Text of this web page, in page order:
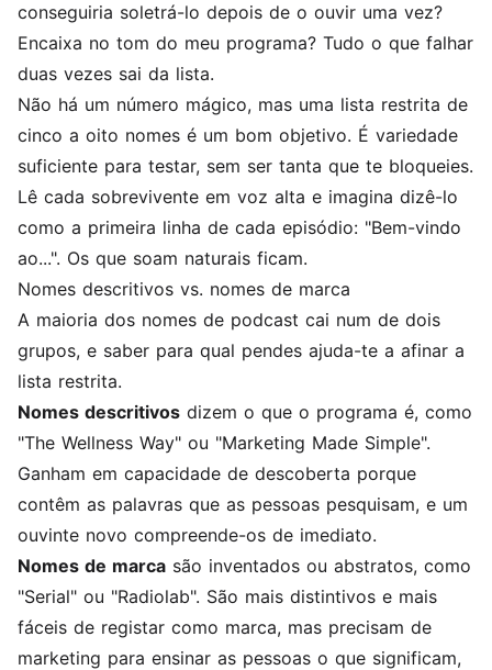
conseguiria soletrá-lo depois de o ouvir uma vez?
Encaixa no tom do meu programa? Tudo o que falhar
duas vezes sai da lista.
Não há um número mágico, mas uma lista restrita de
cinco a oito nomes é um bom objetivo. É variedade
suficiente para testar, sem ser tanta que te bloqueies.
Lê cada sobrevivente em voz alta e imagina dizê-lo
como a primeira linha de cada episódio: "Bem-vindo
ao...". Os que soam naturais ficam.
Nomes descritivos vs. nomes de marca
A maioria dos nomes de podcast cai num de dois
grupos, e saber para qual pendes ajuda-te a afinar a
lista restrita.
Nomes descritivos dizem o que o programa é, como
"The Wellness Way" ou "Marketing Made Simple".
Ganham em capacidade de descoberta porque
contêm as palavras que as pessoas pesquisam, e um
ouvinte novo compreende-os de imediato.
Nomes de marca são inventados ou abstratos, como
"Serial" ou "Radiolab". São mais distintivos e mais
fáceis de registar como marca, mas precisam de
marketing para ensinar as pessoas o que significam,